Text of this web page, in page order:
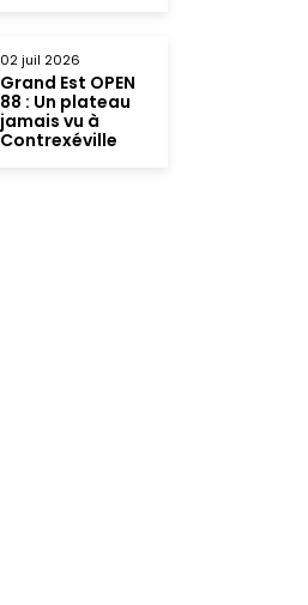
02 juil 2026
Grand Est OPEN
88 : Un plateau
jamais vu à
Contrexéville